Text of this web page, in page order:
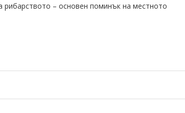
рибарството – основен поминък на местното